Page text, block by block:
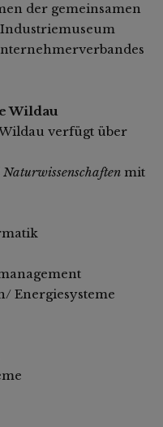
der gemeinsamen
Wildau
verfügt über
mit
Energiesysteme